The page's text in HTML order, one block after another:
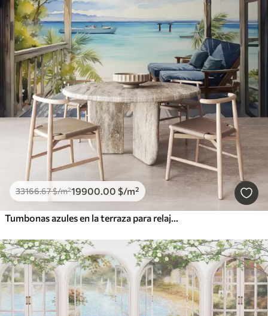
33166.67$/m²19900.00 $/m²
Tumbonas azules en la terraza para relajarse junto al mar acuarela